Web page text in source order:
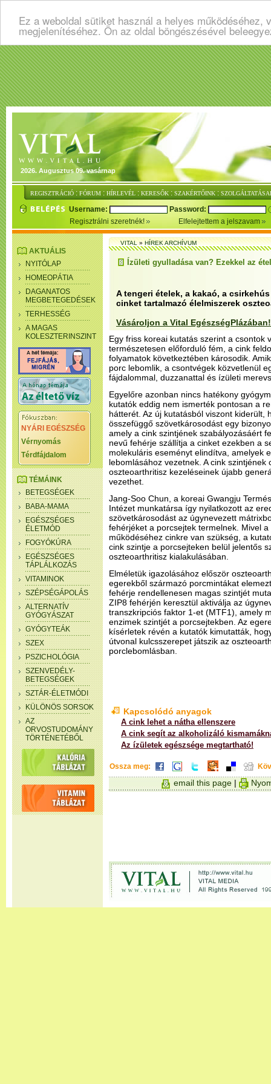
Ez a weboldal sütiket használ a helyes
megjelenítéséhez. Ön az oldal böngészésével
2026. Augusztus 09. vasárnap
REGISZTRÁCIÓ : FÓRUM : HÍRLEVÉL : KERESŐK : SZAKÉRTŐINK :
Username:
Password:
Regisztrálni szeretnék!
Elfelejtettem a jelszavam
AKTUÁLIS
NYITÓLAP
HOMEOPÁTIA
DAGANATOS
MEGBETEGEDÉSEK
TERHESSÉG
A MAGAS
KOLESZTERINSZINT
NYÁRI EGÉSZSÉG
Vérnyomás
Térdfájdalom
TÉMÁINK
BETEGSÉGEK
BABA-MAMA
EGÉSZSÉGES
ÉLETMÓD
FOGYÓKÚRA
EGÉSZSÉGES
TÁPLÁLKOZÁS
VITAMINOK
SZÉPSÉGÁPOLÁS
ALTERNATÍV
GYÓGYÁSZAT
GYÓGYTEÁK
SZEX
PSZICHOLÓGIA
SZENVEDÉLY-
BETEGSÉGEK
SZTÁR-ÉLETMÓDI
KÜLÖNÖS SORSOK
AZ
ORVOSTUDOMÁNY
TÖRTÉNETÉBŐL
VITAL»HÍREK ARCHÍVUM
Ízületi gyulladása van? Ezekkel az
A tengeri ételek, a kakaó, a
cinket tartalmazó élelmiszerek
Vásároljon a Vital EgészségPlázában!
Egy friss koreai kutatás szerint a csontok
természetesen előforduló fém, a cink
folyamatok következtében károsodik.
porc lebomlik, a csontvégek közvetlenül
fájdalommal, duzzanattal és ízületi
Egyelőre azonban nincs hatékony
kutatók eddig nem ismerték pontosan a
hátterét. Az új kutatásból viszont kiderült,
összefüggő szövetkárosodást egy
amely a cink szintjének szabályozásáért
nevű fehérje szállítja a cinket ezekben a
molekuláris eseményt elindítva, amelyek
lebomlásához vezetnek. A cink szintjének
oszteoarthritisz kezeléseinek újabb
vezethet.
Jang-Soo Chun, a koreai Gwangju
Intézet munkatársa így nyilatkozott az
szövetkárosodást az úgynevezett
fehérjéket a porcsejtek termelnek. Mivel
működéséhez cinkre van szükség, a
cink szintje a porcsejteken belül jelentős
oszteoarthritisz kialakulásában.
Elméletük igazolásához először
egerekből származó porcmintákat
fehérje rendellenesen magas szintjét
ZIP8 fehérjén keresztül aktiválja az
transzkripciós faktor 1-et (MTF1), amely
enzimek szintjét a porcsejtekben. Az
kísérletek révén a kutatók kimutatták,
útvonal kulcsszerepet játszik az
porclebomlásban.
Kapcsolódó anyagok
A cink lehet a nátha ellenszere
A cink segít az alkoholizáló
Az ízületek egészsége megtartható!
Ossza meg:
email this page |